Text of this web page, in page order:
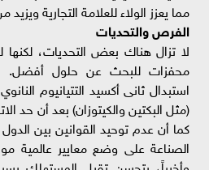
مما يعزز الولاء للعلامة التجارية
الفرص والتحديات
لا تزال هناك بعض التحديات،
محفزات للبحث عن حلول أفضل.
(مثل البكتين والكيتوزان) بعد أن حد
الصناعة على وضع معايير عالمية